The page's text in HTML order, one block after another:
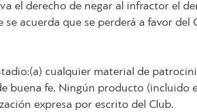
el derecho de negar al infractor el
acuerda que se perderá a favor
cualquier material de
buena fe. Ningún producto
expresa por escrito del Club.